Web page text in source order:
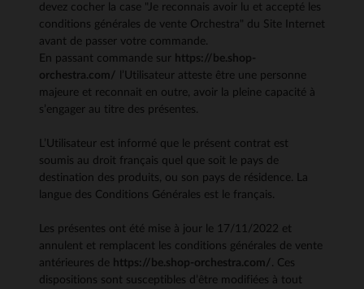
devez cocher la case "Je reconnais avoir lu et accepté les
conditions générales de vente Orchestra" du Site Internet
avant de passer votre commande.
En passant commande sur https://be.shop-
orchestra.com/
l’Utilisateur atteste être une personne
majeure et reconnait en outre, avoir la pleine capacité à
s’engager au titre des présentes.
L’Utilisateur est informé que le présent contrat est
soumis au droit français quel que soit le pays de
destination des produits, ou son pays de résidence. La
langue des Conditions Générales est le français.
Les présentes ont été mise à jour le 17/11/2022 et
annulent et remplacent les conditions générales de vente
antérieures de https://be.shop-orchestra.com/ . Ces
dispositions sont susceptibles d’être modifiées à tout